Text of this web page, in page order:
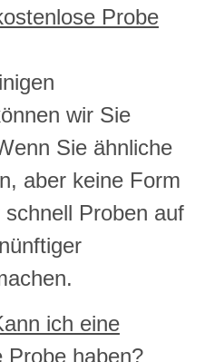
Probe
wir Sie
Sie ähnliche
aber keine Form
Proben auf
ich eine
Probe haben?